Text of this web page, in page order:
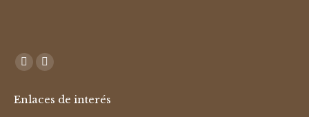
Encuéntranos en:
Facebook
opens
Instagram
opens
Enlaces de interés